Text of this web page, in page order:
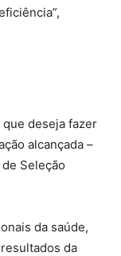
que deseja fazer
alcançada –
Seleção
da saúde,
da